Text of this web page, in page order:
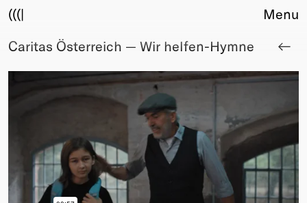
(((|
About
Sponsors
Events
Upcoming
Past
Menu
Caritas Österreich — Wir helfen-Hymne